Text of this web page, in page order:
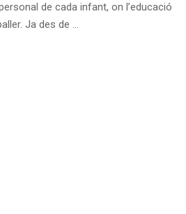
de cada infant, on l’educació
Ja des de …